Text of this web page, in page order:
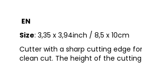
EN
Size: 3,35 x 3,94inch / 8,5 x 10cm
Cutter with a sharp cutting edge
clean cut. The height of the cutting